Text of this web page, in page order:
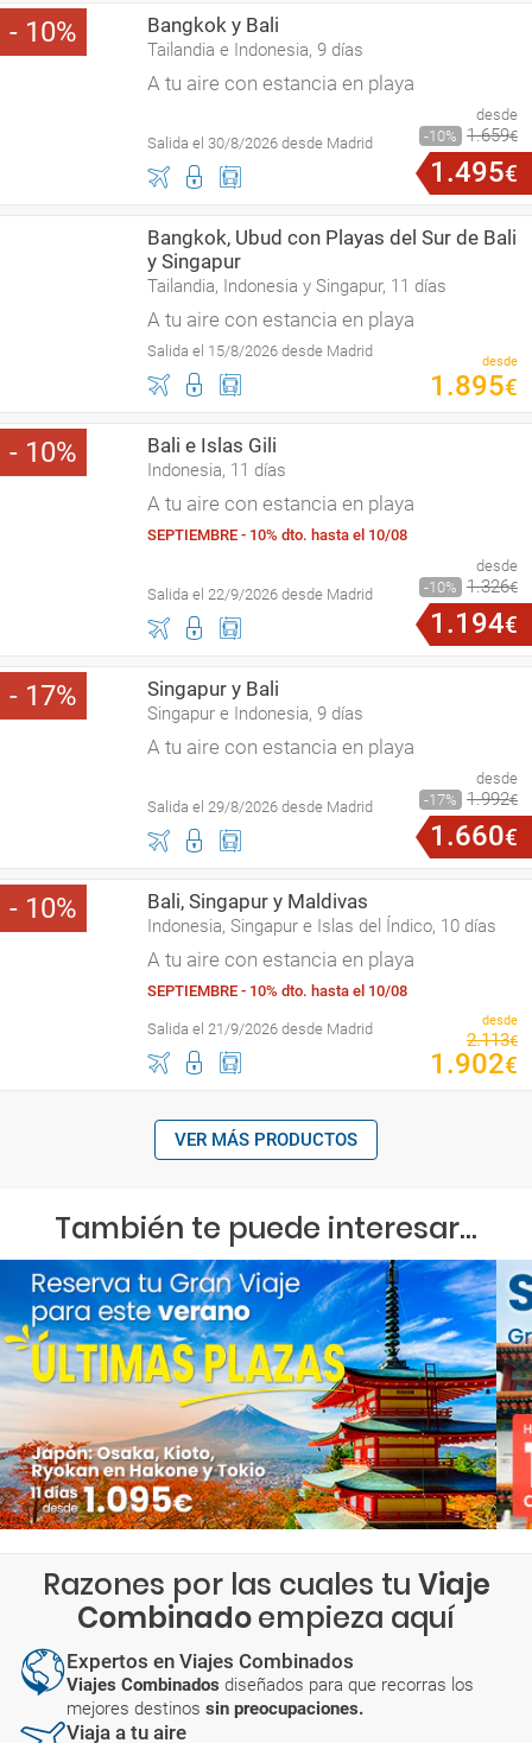
10 Bangkok y Bali
Tailandia e Indonesia, 9 días
A tu aire con estancia en playa
Salida el 30/8/2026 desde Madrid
desde
10
1.659€
1 .495€
Bangkok, Ubud con Playas del Sur de Bali
y Singapur
Tailandia, Indonesia y Singapur, 11 días
A tu aire con estancia en playa
Salida el 15/8/2026 desde Madrid
desde
1 .895€
10 Bali e Islas Gili
Indonesia, 11 días
A tu aire con estancia en playa
SEPTIEMBRE - 10% dto. hasta el 10/08
Salida el 22/9/2026 desde Madrid
desde
10
1.326€
1 .194€
17 Singapur y Bali
Singapur e Indonesia, 9 días
A tu aire con estancia en playa
Salida el 29/8/2026 desde Madrid
desde
17
1.992€
1 .660€
10 Bali, Singapur y Maldivas
Indonesia, Singapur e Islas del Índico, 10 días
A tu aire con estancia en playa
SEPTIEMBRE - 10% dto. hasta el 10/08
Salida el 21/9/2026 desde Madrid desde
2.113€
1 .902€
VER MÁS PRODUCTOS
También te puede interesar...
Razones por las cuales tu Viaje
Combinadoempieza aquí
Expertos en Viajes Combinados
Viajes Combinados diseñados para que recorras los
mejores destinos sin preocupaciones.
Viaja a tu aire